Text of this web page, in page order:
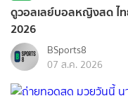
ดูวอลเลย์บอลหญิงสด ไ
2026
BSports8
07 ส.ค. 2026